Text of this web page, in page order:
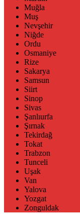
Muğla
Muş
Nevşehir
Niğde
Ordu
Osmaniye
Rize
Sakarya
Samsun
Siirt
Sinop
Sivas
Şanlıurfa
Şırnak
Tekirdağ
Tokat
Trabzon
Tunceli
Uşak
Van
Yalova
Yozgat
Zonguldak